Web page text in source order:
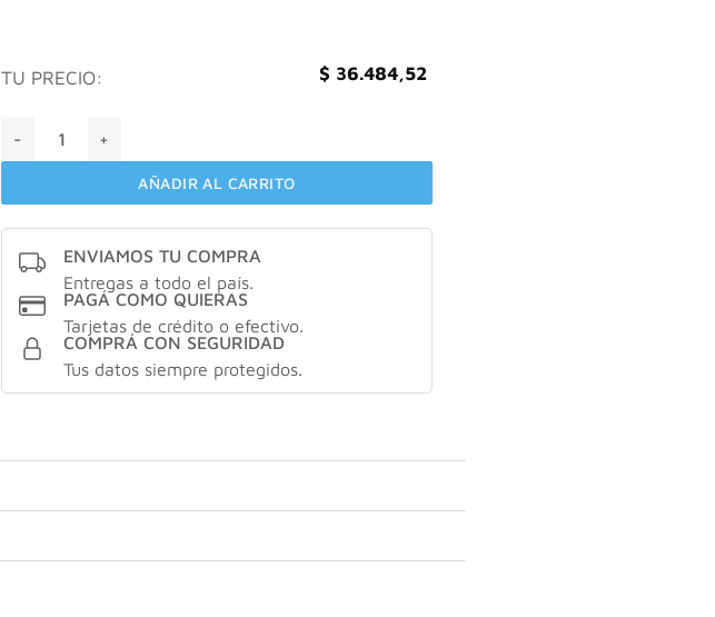
TU PRECIO: $ 36.484,52
AÑADIR AL CARRITO
ENVIAMOS TU COMPRA
Entregas a todo el país.
PAGÁ COMO QUIERAS
Tarjetas de crédito o efectivo.
COMPRÁ CON SEGURIDAD
Tus datos siempre protegidos.